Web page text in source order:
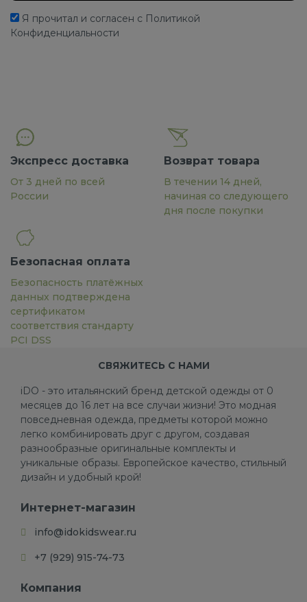
Я прочитал и согласен с Политикой
Конфиденциальности
Экспресс доставка
От 3 дней по всей
России
Возврат товара
В течении 14 дней,
начиная со следующего
дня после покупки
Безопасная оплата
Безопасность платёжных
данных подтверждена
сертификатом
соответствия стандарту
PCI DSS
СВЯЖИТЕСЬ С НАМИ
iDO - это итальянский бренд детской одежды от 0
месяцев до 16 лет на все случаи жизни! Это модная
повседневная одежда, предметы которой можно
легко комбинировать друг с другом, создавая
разнообразные оригинальные комплекты и
уникальные образы. Европейское качество, стильный
дизайн и удобный крой!
Интернет-магазин
info@idokidswear.ru
+7 (929) 915-74-73
Компания